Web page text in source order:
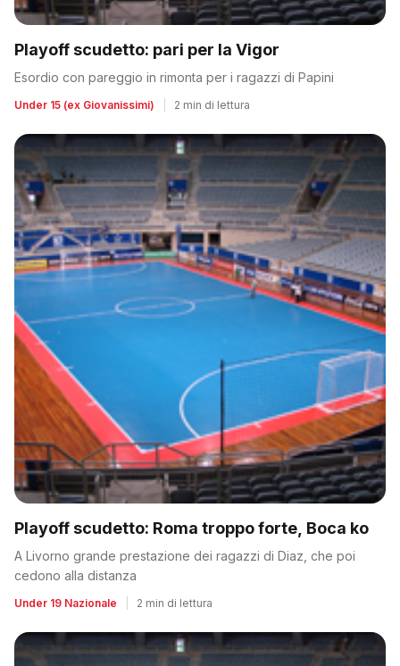
Playoff scudetto: pari per la Vigor
Esordio con pareggio in rimonta per i ragazzi di Papini
Under 15 (ex Giovanissimi) 2 min di lettura
Playoff scudetto: Roma troppo forte, Boca ko
A Livorno grande prestazione dei ragazzi di Diaz, che poi
cedono alla distanza
Under 19 Nazionale 2 min di lettura